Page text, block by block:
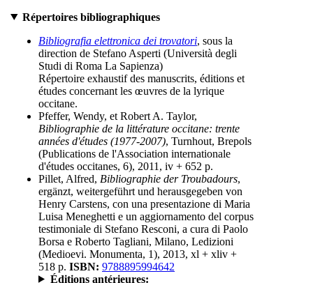
Répertoires bibliographiques
Bibliografia elettronica dei trovatori, sous la
direction de Stefano Asperti (Università degli
Studi di Roma La Sapienza)
Répertoire exhaustif des manuscrits, éditions et
études concernant les œuvres de la lyrique
occitane.
Pfeffer, Wendy, et Robert A. Taylor,
Bibliographie de la littérature occitane: trente
années d'études (1977-2007), Turnhout, Brepols
(Publications de l'Association internationale
d'études occitanes, 6), 2011, iv + 652 p.
Pillet, Alfred, Bibliographie der Troubadours,
ergänzt, weitergeführt und herausgegeben von
Henry Carstens, con una presentazione di Maria
Luisa Meneghetti e un aggiornamento del corpus
testimoniale di Stefano Resconi, a cura di Paolo
Borsa e Roberto Tagliani, Milano, Ledizioni
(Medioevi. Monumenta, 1), 2013, xl + xliv +
518 p. ISBN: 9788895994642
Éditions antérieures: